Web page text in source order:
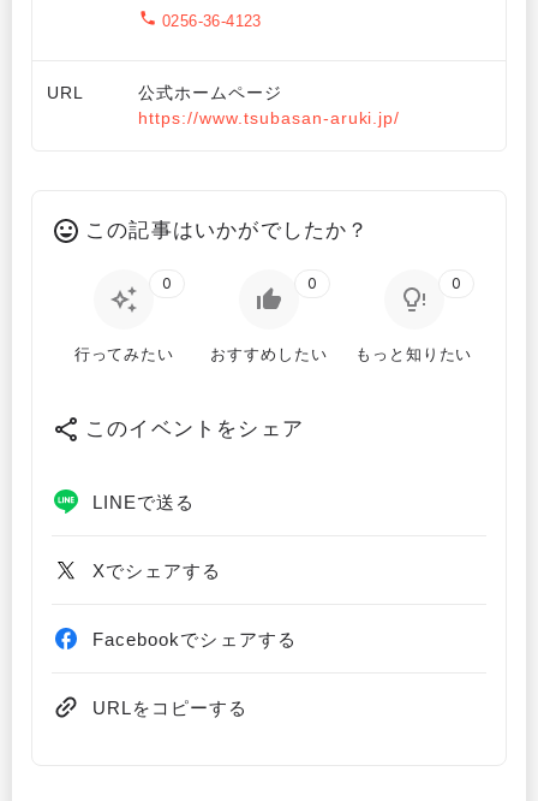
0256-36-4123
URL
公式ホームページ
https://www.tsubasan-aruki.jp/
この記事はいかがでしたか？
行ってみたい
0
おすすめしたい
0
もっと知りたい
0
このイベントをシェア
LINEで送る
Xでシェアする
Facebookでシェアする
URLをコピーする